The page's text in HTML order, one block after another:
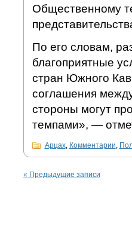
Общественному
По его словам,
благоприятные
стран Южного
соглашения
стороны могут
темпами», —
Арцах, Комментарии,
« Предыдущие записи